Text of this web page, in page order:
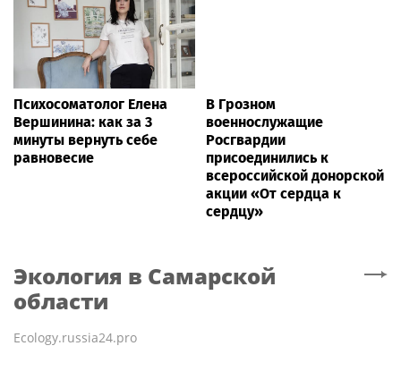
Психосоматолог Елена
Вершинина: как за 3
минуты вернуть себе
равновесие
В Грозном
военнослужащие
Росгвардии
присоединились к
всероссийской донорской
акции «От сердца к
сердцу»
Экология в Самарской
области
Ecology.russia24.pro